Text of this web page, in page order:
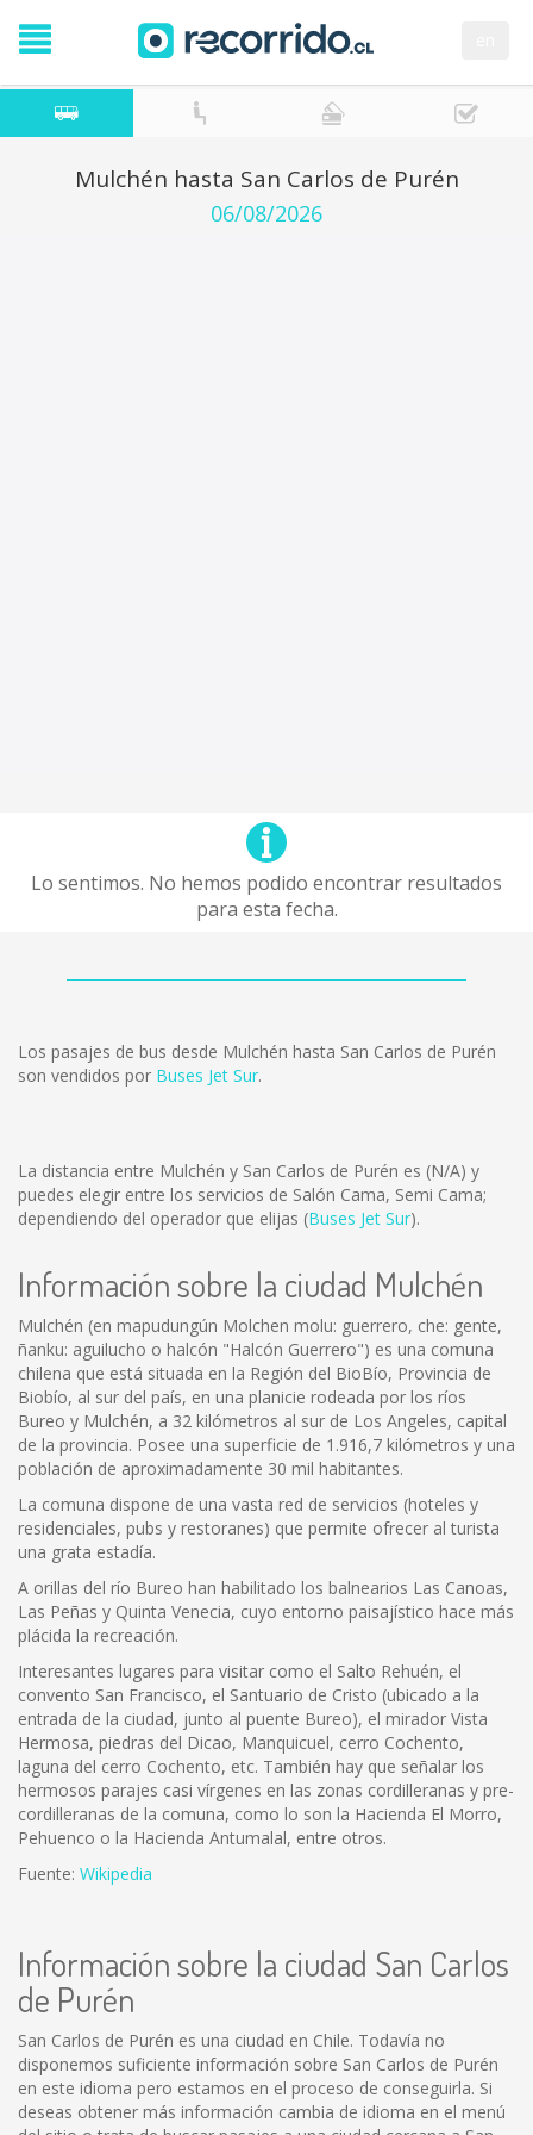
Mulchén hasta San Carlos de Purén
06/08/2026
Lo sentimos. No hemos podido encontrar resultados
para esta fecha.
Los pasajes de bus desde Mulchén hasta San Carlos de Purén
son vendidos por Buses Jet Sur.
La distancia entre Mulchén y San Carlos de Purén es (N/A) y
puedes elegir entre los servicios de Salón Cama, Semi Cama;
dependiendo del operador que elijas (Buses Jet Sur).
Información sobre la ciudad Mulchén
Mulchén (en mapudungún Molchen molu: guerrero, che: gente,
ñanku: aguilucho o halcón "Halcón Guerrero") es una comuna
chilena que está situada en la Región del BioBío, Provincia de
Biobío, al sur del país, en una planicie rodeada por los ríos
Bureo y Mulchén, a 32 kilómetros al sur de Los Angeles, capital
de la provincia. Posee una superficie de 1.916,7 kilómetros y una
población de aproximadamente 30 mil habitantes.
La comuna dispone de una vasta red de servicios (hoteles y
residenciales, pubs y restoranes) que permite ofrecer al turista
una grata estadía.
A orillas del río Bureo han habilitado los balnearios Las Canoas,
Las Peñas y Quinta Venecia, cuyo entorno paisajístico hace más
plácida la recreación.
Interesantes lugares para visitar como el Salto Rehuén, el
convento San Francisco, el Santuario de Cristo (ubicado a la
entrada de la ciudad, junto al puente Bureo), el mirador Vista
Hermosa, piedras del Dicao, Manquicuel, cerro Cochento,
laguna del cerro Cochento, etc. También hay que señalar los
hermosos parajes casi vírgenes en las zonas cordilleranas y pre-
cordilleranas de la comuna, como lo son la Hacienda El Morro,
Pehuenco o la Hacienda Antumalal, entre otros.
Fuente: Wikipedia
Información sobre la ciudad San Carlos
de Purén
San Carlos de Purén es una ciudad en Chile. Todavía no
disponemos suficiente información sobre San Carlos de Purén
en este idioma pero estamos en el proceso de conseguirla. Si
deseas obtener más información cambia de idioma en el menú